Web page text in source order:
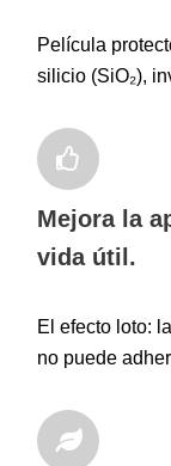
Película
silicio (SiO₂),
Mejora la
vida útil.
El efecto loto:
no puede